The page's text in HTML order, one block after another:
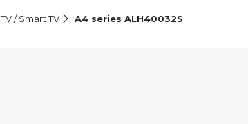
TV / Smart TV A4 series ALH40032S